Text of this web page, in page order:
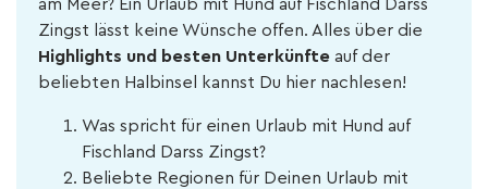
am Meer? Ein Urlaub mit Hund auf Fischland Darss
Zingst lässt keine Wünsche offen. Alles über die
Highlights und besten Unterkünfte auf der
beliebten Halbinsel kannst Du hier nachlesen!
Was spricht für einen Urlaub mit Hund auf
Fischland Darss Zingst?
Beliebte Regionen für Deinen Urlaub mit